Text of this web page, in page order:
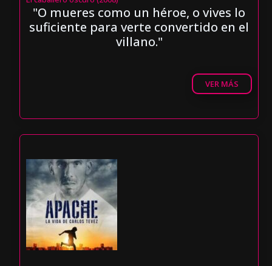
"O mueres como un héroe, o vives lo
suficiente para verte convertido en el
villano."
VER MÁS